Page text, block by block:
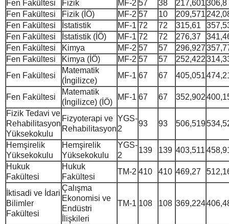
Fen Fakültesi Fizik MF-2 57 38 217,601306,8
Fen Fakültesi
Fizik (İÖ) MF-2 57 10 209,571
Fen Fakültesi
İstatistik MF-1 72 72 315,61
Fen Fakültesi
İstatistik (İÖ) MF-1 72 72 276,37
Fen Fakültesi
Kimya MF-2 57 57 296,927
Fen Fakültesi
Kimya (İÖ) MF-2 57 57 252,422
Fen Fakültesi
Matematik
(İngilizce)
MF-1 67 67 405,051
Fen Fakültesi
Matematik
(İngilizce) (İÖ)
MF-1 67 67 352,902
Fizik Tedavi ve
Rehabilitasyon
Yüksekokulu
Fizyoterapi ve
Rehabilitasyon
YGS-
2
93 93 506,519
Hemşirelik
Yüksekokulu
Hemşirelik
Yüksekokulu
YGS-
2
139 139 403,511
Hukuk
Fakültesi
Hukuk
Fakültesi
TM-2 410 410 469,27
İktisadi ve İdari
Bilimler
Fakültesi
Çalışma
Ekonomisi ve
Endüstri
İlişkileri
TM-1 108 108 369,224